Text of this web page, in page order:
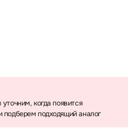
когда появится
подберем подходящий аналог